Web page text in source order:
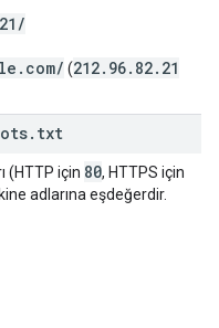
(212.96.82.21
. txt
(HTTP için 80, HTTPS için
adlarına eşdeğerdir.